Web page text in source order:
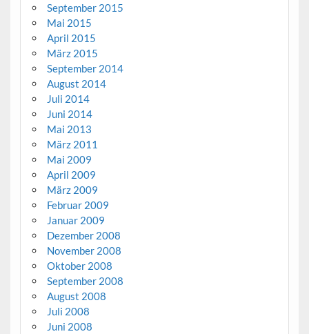
September 2015
Mai 2015
April 2015
März 2015
September 2014
August 2014
Juli 2014
Juni 2014
Mai 2013
März 2011
Mai 2009
April 2009
März 2009
Februar 2009
Januar 2009
Dezember 2008
November 2008
Oktober 2008
September 2008
August 2008
Juli 2008
Juni 2008